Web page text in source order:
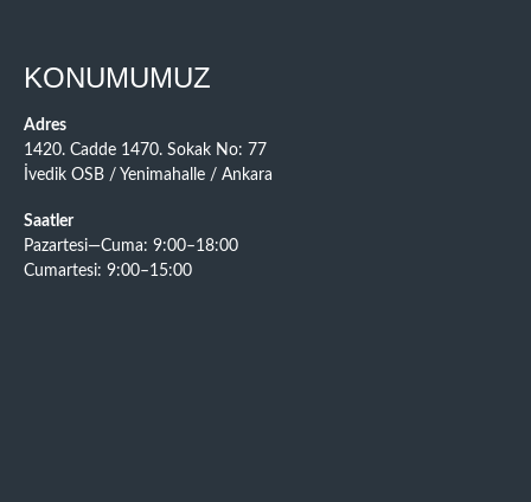
KONUMUMUZ
Adres
1420. Cadde 1470. Sokak No: 77
İvedik OSB / Yenimahalle / Ankara
Saatler
Pazartesi—Cuma: 9:00–18:00
Cumartesi: 9:00–15:00